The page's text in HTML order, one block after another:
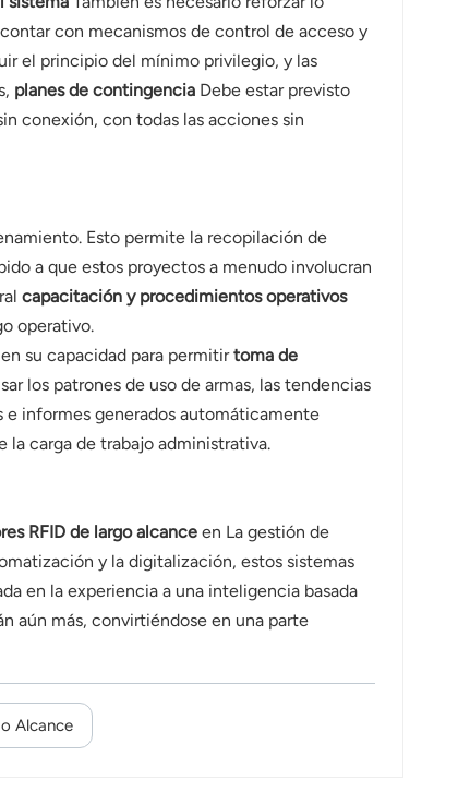
con mecanismos de control de acceso y
el principio del mínimo privilegio, y las
planes de contingenciaDebe estar previsto
conexión, con todas las acciones sin
Esto permite la recopilación de
a que estos proyectos a menudo involucran
capacitación y procedimientos operativos
operativo.
su capacidad para permitirtoma de
los patrones de uso de armas, las tendencias
informes generados automáticamente
carga de trabajo administrativa.
RFID de largo alcanceen La gestión de
y la digitalización, estos sistemas
en la experiencia a una inteligencia basada
aún más, convirtiéndose en una parte
Alcance